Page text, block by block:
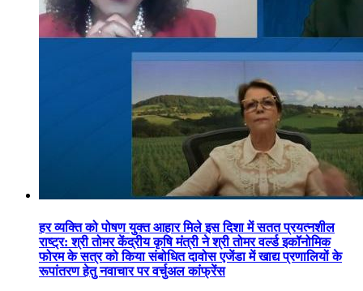
हर व्यक्ति को पोषण युक्त आहार मिले इस दिशा में सतत प्रयत्नशील
राष्ट्र: श्री तोमर केंद्रीय कृषि मंत्री ने श्री तोमर वर्ल्ड इकॉनोमिक
फोरम के सत्र को किया संबोधित दावोस एजेंडा में खाद्य प्रणालियों के
रूपांतरण हेतु नवाचार पर वर्चुअल कांफ्रेंस